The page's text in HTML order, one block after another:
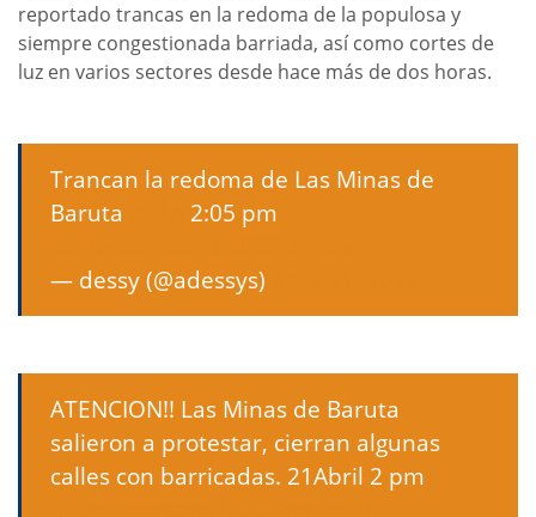
reportado trancas en la redoma de la populosa y
siempre congestionada barriada, así como cortes de
luz en varios sectores desde hace más de dos horas.
Trancan la redoma de Las Minas de
Baruta
2:05 pm
— dessy (@adessys)
ATENCION!! Las Minas de Baruta
salieron a protestar, cierran algunas
calles con barricadas. 21Abril 2 pm